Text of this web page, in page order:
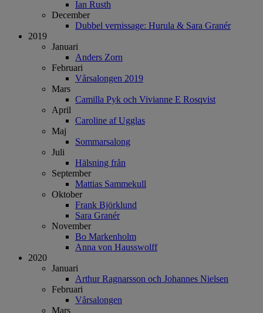
Ian Rusth
December
Dubbel vernissage: Hurula & Sara Granér
2019
Januari
Anders Zorn
Februari
Vårsalongen 2019
Mars
Camilla Pyk och Vivianne E Rosqvist
April
Caroline af Ugglas
Maj
Sommarsalong
Juli
Hälsning från
September
Mattias Sammekull
Oktober
Frank Björklund
Sara Granér
November
Bo Markenholm
Anna von Hausswolff
2020
Januari
Arthur Ragnarsson och Johannes Nielsen
Februari
Vårsalongen
Mars